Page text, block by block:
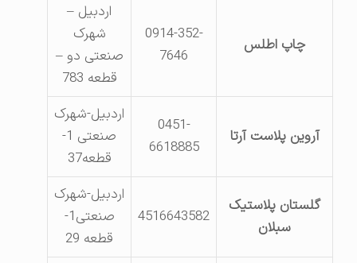
چاپ اطلس
0914-352-
7646
اردبیل –
شهرک
صنعتی دو –
قطعه 783
آروین پلاست آرتا
0451-
6618885
اردبیل-شهرک
صنعتی 1-
قطعه37
گلستان پلاستیک
سبلان
4516643582
اردبیل-شهرک
صنعتی1-
قطعه 29